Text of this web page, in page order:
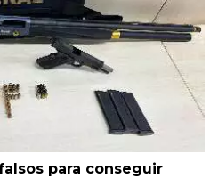
para conseguir